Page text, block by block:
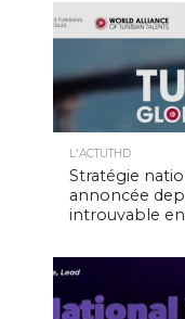
L'ACTUTHD
Stratégie
annoncée
introuvable